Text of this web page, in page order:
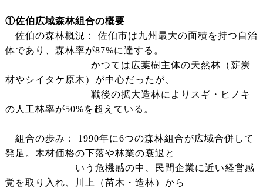
①佐伯広域森林組合の概要
佐伯の森林概況： 佐伯市は九州最大の面積を持つ自治
体であり、森林率が87%に達する。
かつては広葉樹主体の天然林（薪炭
材やシイタケ原木）が中心だったが、
戦後の拡大造林によりスギ・ヒノキ
の人工林率が50%を超えている。
組合の歩み： 1990年に6つの森林組合が広域合併して
発足。木材価格の下落や林業の衰退と
いう危機感の中、民間企業に近い経営感
覚を取り入れ、川上（苗木・造林）から